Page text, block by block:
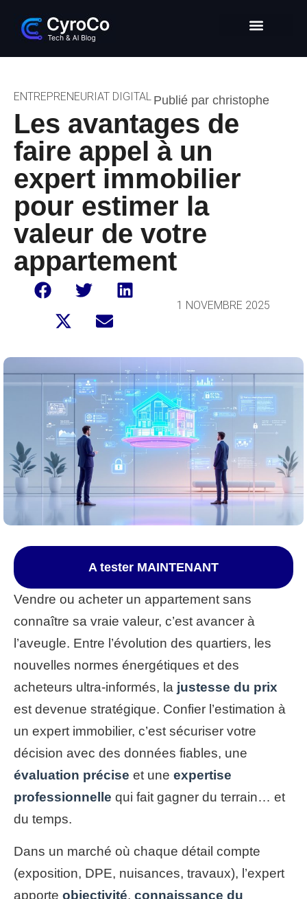
ENTREPRENEURIAT DIGITAL Publié par christophe
Les avantages de
faire appel à un
expert immobilier
pour estimer la
valeur de votre
appartement
1 NOVEMBRE 2025
A tester MAINTENANT
Vendre ou acheter un appartement sans
connaître sa vraie valeur, c’est avancer à
l’aveugle. Entre l’évolution des quartiers, les
nouvelles normes énergétiques et des
acheteurs ultra-informés, la justesse du prix
est devenue stratégique. Confier l’estimation à
un expert immobilier, c’est sécuriser votre
décision avec des données fiables, une
évaluation précise et une expertise
professionnelle qui fait gagner du terrain… et
du temps.
Dans un marché où chaque détail compte
(exposition, DPE, nuisances, travaux), l’expert
apporte objectivité, connaissance du